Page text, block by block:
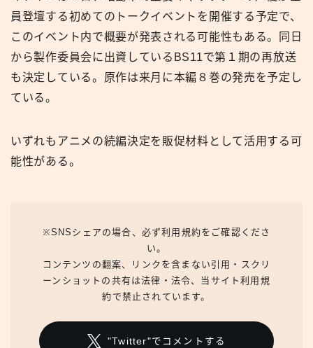
員登壇する初めてのトークイベントを開催する予定で、
このイベント内で概要が発表される可能性もある。同日
から製作委員会に出資しているBS11で第１期の再放送
も決定している。原作は来月に本編８巻の発売を予定し
ている。
いずれもアニメの続編決定を販促材料として活用する可
能性がある。
※SNSシェアの場合、必ず利用規約をご確認くださ
い。
コンテンツの翻案、リンクを含まない引用・スクリ
ーンショットの共有は法律・法令、当サイト利用規
約で禁止されています。
"Twitter"でコメントする